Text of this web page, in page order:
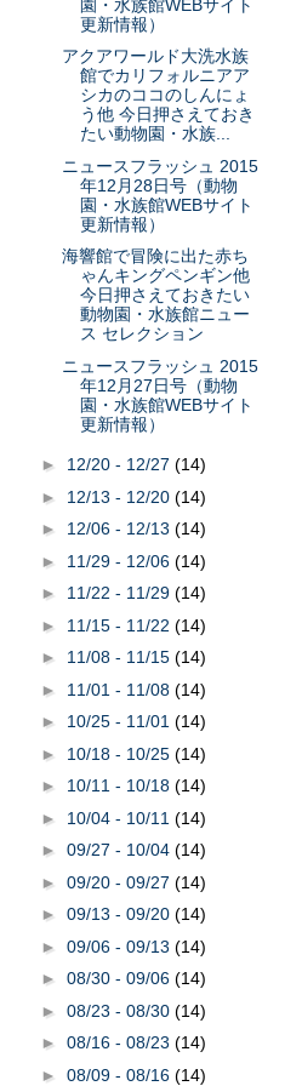
園・水族館WEBサイト
更新情報）
アクアワールド大洗水族
館でカリフォルニアア
シカのココのしんにょ
う他 今日押さえておき
たい動物園・水族...
ニュースフラッシュ 2015
年12月28日号（動物
園・水族館WEBサイト
更新情報）
海響館で冒険に出た赤ち
ゃんキングペンギン他
今日押さえておきたい
動物園・水族館ニュー
ス セレクション
ニュースフラッシュ 2015
年12月27日号（動物
園・水族館WEBサイト
更新情報）
► 12/20 - 12/27 (14)
► 12/13 - 12/20 (14)
► 12/06 - 12/13 (14)
► 11/29 - 12/06 (14)
► 11/22 - 11/29 (14)
► 11/15 - 11/22 (14)
► 11/08 - 11/15 (14)
► 11/01 - 11/08 (14)
► 10/25 - 11/01 (14)
► 10/18 - 10/25 (14)
► 10/11 - 10/18 (14)
► 10/04 - 10/11 (14)
► 09/27 - 10/04 (14)
► 09/20 - 09/27 (14)
► 09/13 - 09/20 (14)
► 09/06 - 09/13 (14)
► 08/30 - 09/06 (14)
► 08/23 - 08/30 (14)
► 08/16 - 08/23 (14)
► 08/09 - 08/16 (14)